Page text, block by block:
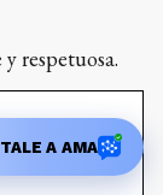
respetuosa.
A AMA